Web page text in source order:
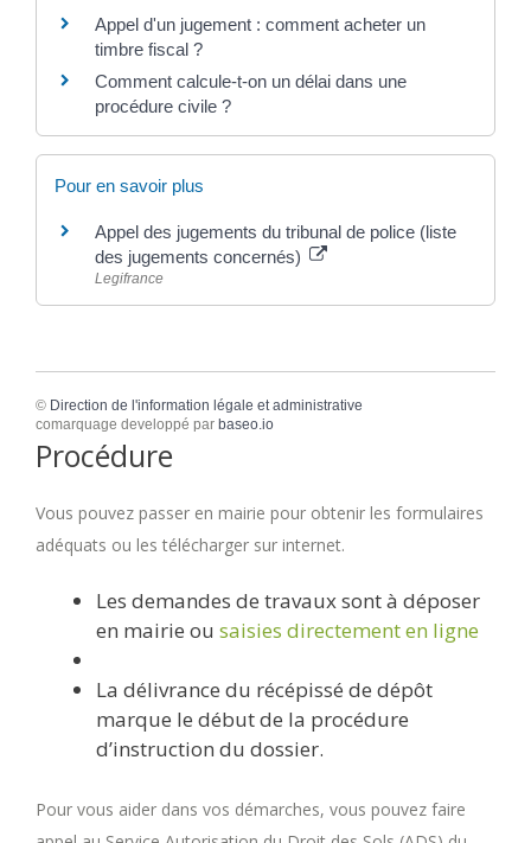
Appel d'un jugement : comment acheter un
timbre fiscal ?
Comment calcule-t-on un délai dans une
procédure civile ?
Pour en savoir plus
Appel des jugements du tribunal de police (liste
des jugements concernés)
Legifrance
© Direction de l'information légale et administrative
comarquage developpé par baseo.io
Procédure
Vous pouvez passer en mairie pour obtenir les formulaires
adéquats ou les télécharger sur internet.
Les demandes de travaux sont à déposer
en mairie ou saisies directement en ligne
La délivrance du récépissé de dépôt
marque le début de la procédure
d’instruction du dossier.
Pour vous aider dans vos démarches, vous pouvez faire